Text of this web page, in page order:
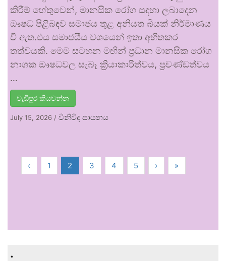
කිරීම් හේතුවෙන්, මානසික රෝග සඳහා ලබාදෙන
ඖෂධ පිළිබඳව සමාජය තුළ අනියත බියක් නිර්මාණය
වී ඇත.එය සමාජයීය වශයෙන් ඉතා අහිතකර
තත්වයකි. මෙම සටහන මඟින් ප්‍රධාන මානසික රෝග
නාශක ඖෂධවල සැබෑ ක්‍රියාකාරීත්වය, ප්‍රචණ්ඩත්වය
…
වැඩිපුර කියවන්න
July 15, 2026 / විනිවිද සායනය
‹ 1 2 3 4 5 › »
.